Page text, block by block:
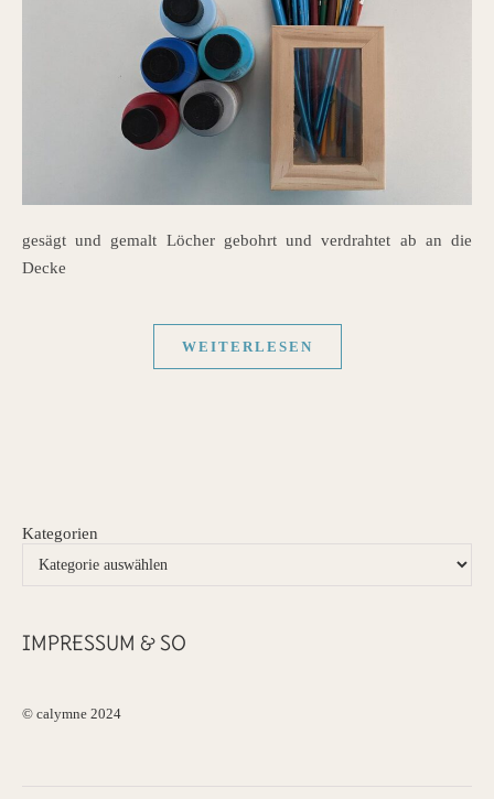
gesägt und gemalt Löcher gebohrt und verdrahtet ab an die
Decke
WEITERLESEN
Kategorien
IMPRESSUM & SO
© calymne 2024